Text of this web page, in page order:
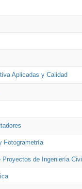
Aplicadas y Calidad
Fotogrametría
de Ingeniería Civil